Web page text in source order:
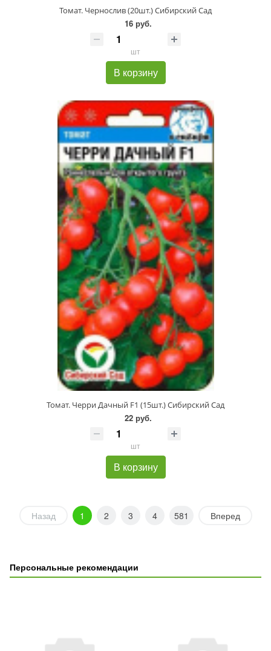
Томат. Чернослив (20шт.) Сибирский Сад
16 руб.
шт
В корзину
Томат. Черри Дачный F1 (15шт.) Сибирский Сад
22 руб.
шт
В корзину
Назад 1 2 3 4 581 Вперед
Персональные рекомендации